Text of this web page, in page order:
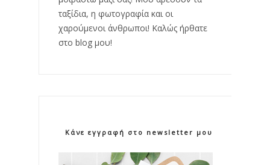
ταξίδια, η φωτογραφία και οι
χαρούμενοι άνθρωποι! Καλώς ήρθατε
στο blog μου!
Κάνε εγγραφή στο newsletter μου!